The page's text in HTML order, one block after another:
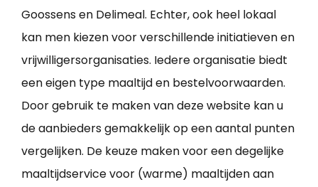
Goossens en Delimeal. Echter, ook heel lokaal
kan men kiezen voor verschillende initiatieven en
vrijwilligersorganisaties. Iedere organisatie biedt
een eigen type maaltijd en bestelvoorwaarden.
Door gebruik te maken van deze website kan u
de aanbieders gemakkelijk op een aantal punten
vergelijken. De keuze maken voor een degelijke
maaltijdservice voor (warme) maaltijden aan